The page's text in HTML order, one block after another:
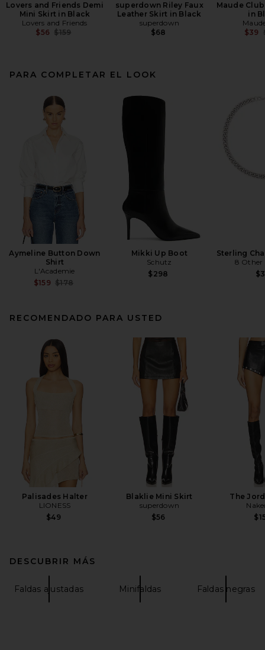
Lovers and Friends Demi
Mini Skirt in Black
Lovers and Friends
$56 Previous price:
$159
superdown Riley Faux
Leather Skirt in Black
superdown
$68
Maude
in
$39
PARA COMPLETAR EL LOOK
Aymeline Button Down
Shirt
L'Academie
$159 Previous price:
$178
Mikki Up Boot
Schutz
$298
Sterling
8 Other
RECOMENDADO PARA USTED
Palisades Halter
LIONESS
$49
Blaklie Mini Skirt
superdown
$56
The
DESCUBRIR MÁS
Faldas ajustadas Minifaldas Faldas negras